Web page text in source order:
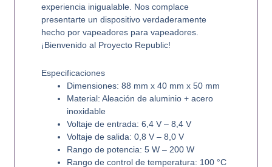
experiencia inigualable. Nos complace
presentarte un dispositivo verdaderamente
hecho por vapeadores para vapeadores.
¡Bienvenido al Proyecto Republic!
Especificaciones
Dimensiones: 88 mm x 40 mm x 50 mm
Material: Aleación de aluminio + acero
inoxidable
Voltaje de entrada: 6,4 V – 8,4 V
Voltaje de salida: 0,8 V – 8,0 V
Rango de potencia: 5 W – 200 W
Rango de control de temperatura: 100 °C